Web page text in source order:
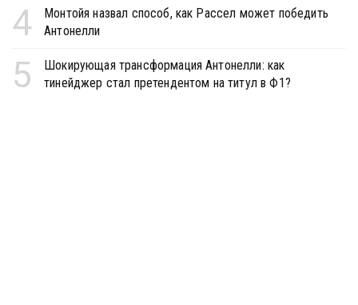
4
Монтойя назвал способ, как Рассел может победить
Антонелли
5
Шокирующая трансформация Антонелли: как
тинейджер стал претендентом на титул в Ф1?